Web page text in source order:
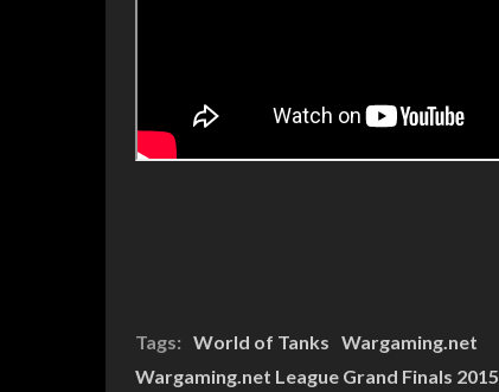
Tags: World of Tanks Wargaming.net
Wargaming.net League Grand Finals 2015